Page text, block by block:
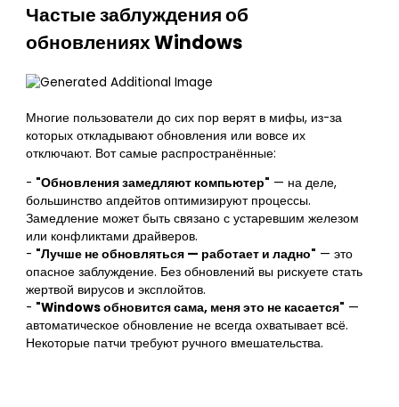
Частые заблуждения об
обновлениях Windows
Многие пользователи до сих пор верят в мифы, из-за
которых откладывают обновления или вовсе их
отключают. Вот самые распространённые:
- "Обновления замедляют компьютер" — на деле,
большинство апдейтов оптимизируют процессы.
Замедление может быть связано с устаревшим железом
или конфликтами драйверов.
- "Лучше не обновляться — работает и ладно" — это
опасное заблуждение. Без обновлений вы рискуете стать
жертвой вирусов и эксплойтов.
- "Windows обновится сама, меня это не касается" —
автоматическое обновление не всегда охватывает всё.
Некоторые патчи требуют ручного вмешательства.